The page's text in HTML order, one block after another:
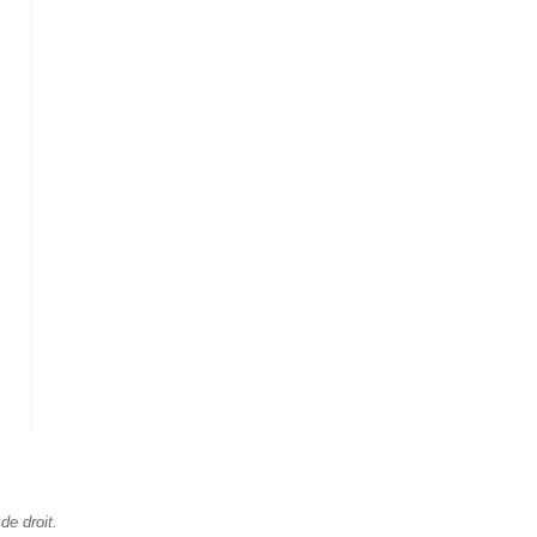
droit.